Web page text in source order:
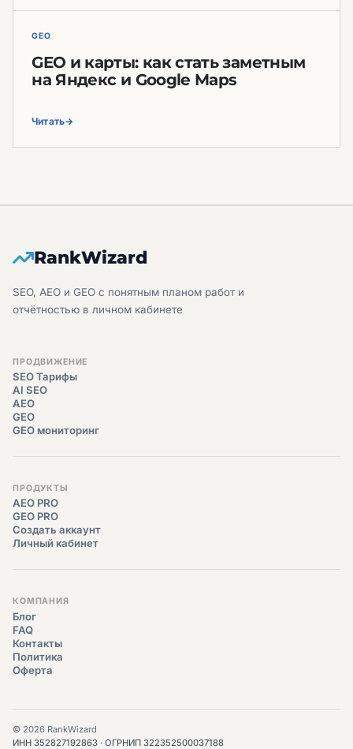
GEO
GEO и карты: как стать заметным
на Яндекс и Google Maps
Читать
RankWizard
SEO, AEO и GEO с понятным планом работ и
отчётностью в личном кабинете
ПРОДВИЖЕНИЕ
SEO Тарифы
AI SEO
AEO
GEO
GEO мониторинг
ПРОДУКТЫ
AEO PRO
GEO PRO
Создать аккаунт
Личный кабинет
КОМПАНИЯ
Блог
FAQ
Контакты
Политика
Оферта
© 2026 RankWizard
ИНН 352827192863 · ОГРНИП 322352500037188